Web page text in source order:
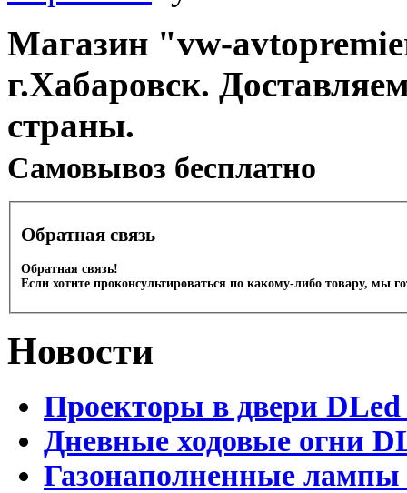
Магазин "vw-
г.Хабаровск.
страны.
Cамовывоз бесплатно
Обратная связь
Обратная связь!
Если хотите проконсультироваться по какому-либо товару, мы
Новости
Проекторы в двери DLed
Дневные ходовые огни
Газонаполненные